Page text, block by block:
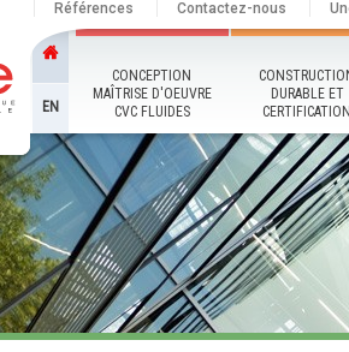
Références Contactez-nous
EN
CONCEPTION
MAÎTRISE D'OEUVRE
CVC FLUIDES
DURABLE ET